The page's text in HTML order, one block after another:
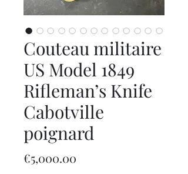
Couteau militaire
US Model 1849
Rifleman’s Knife
Cabotville
poignard
€5,000.00